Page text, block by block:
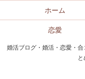
婚活ブログ・婚活・恋愛・
ホーム
恋愛